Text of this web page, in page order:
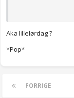
Aka lillelørdag ?
*Pop*
FORRIGE